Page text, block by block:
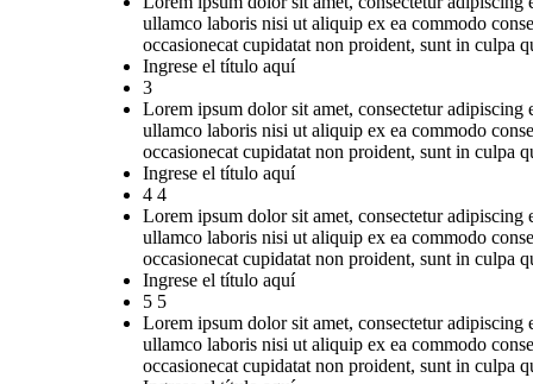
ullamco laboris nisi ut aliquip ex ea commodo
occasionecat cupidatat non proident, sunt in culpa
Ingrese el título aquí
3
Lorem ipsum dolor sit amet, consectetur
ullamco laboris nisi ut aliquip ex ea commodo
occasionecat cupidatat non proident, sunt in culpa
Ingrese el título aquí
4 4
Lorem ipsum dolor sit amet, consectetur
ullamco laboris nisi ut aliquip ex ea commodo
occasionecat cupidatat non proident, sunt in culpa
Ingrese el título aquí
5 5
Lorem ipsum dolor sit amet, consectetur
ullamco laboris nisi ut aliquip ex ea commodo
occasionecat cupidatat non proident, sunt in culpa